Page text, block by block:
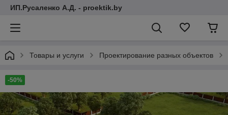
ИП.Русаленко А.Д. - proektik.by
Товары и услуги Проектирование разных объектов
-50%